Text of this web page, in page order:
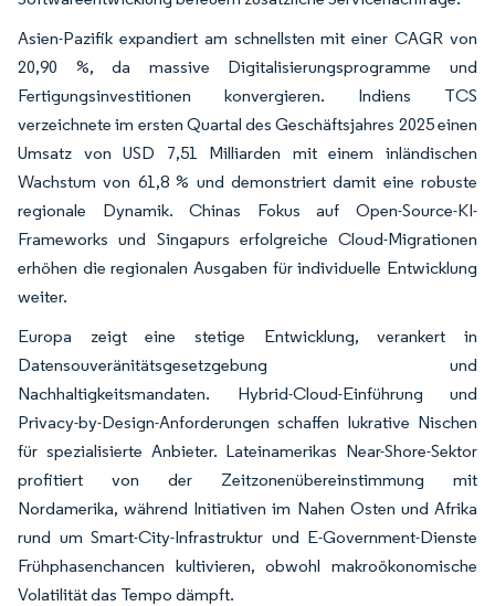
Asien-Pazifik expandiert am schnellsten mit einer CAGR von
20,90 %, da massive Digitalisierungsprogramme und
Fertigungsinvestitionen konvergieren. Indiens TCS
verzeichnete im ersten Quartal des Geschäftsjahres 2025 einen
Umsatz von USD 7,51 Milliarden mit einem inländischen
Wachstum von 61,8 % und demonstriert damit eine robuste
regionale Dynamik. Chinas Fokus auf Open-Source-KI-
Frameworks und Singapurs erfolgreiche Cloud-Migrationen
erhöhen die regionalen Ausgaben für individuelle Entwicklung
weiter.
Europa zeigt eine stetige Entwicklung, verankert in
Datensouveränitätsgesetzgebung und
Nachhaltigkeitsmandaten. Hybrid-Cloud-Einführung und
Privacy-by-Design-Anforderungen schaffen lukrative Nischen
für spezialisierte Anbieter. Lateinamerikas Near-Shore-Sektor
profitiert von der Zeitzonenübereinstimmung mit
Nordamerika, während Initiativen im Nahen Osten und Afrika
rund um Smart-City-Infrastruktur und E-Government-Dienste
Frühphasenchancen kultivieren, obwohl makroökonomische
Volatilität das Tempo dämpft.